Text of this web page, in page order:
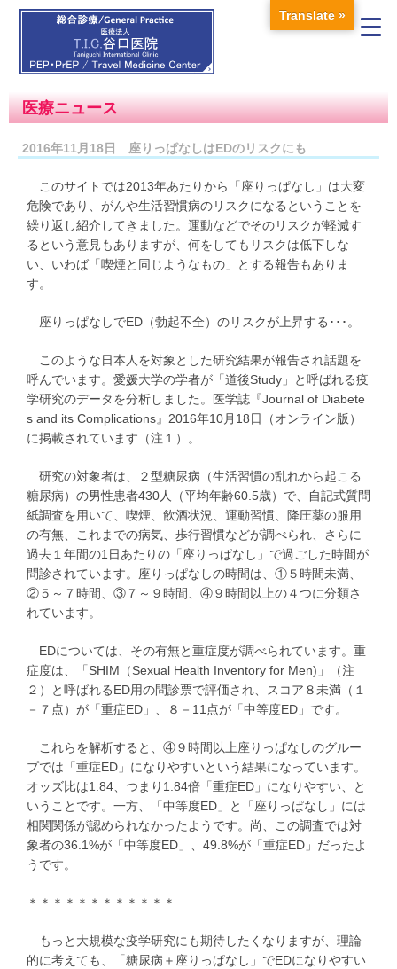
医療ニュース
2016年11月18日 座りっぱなしはEDのリスクにも
このサイトでは2013年あたりから「座りっぱなし」は大変
危険であり、がんや生活習慣病のリスクになるということを
繰り返し紹介してきました。運動などでそのリスクが軽減す
るという意見もありますが、何をしてもリスクは低下しな
い、いわば「喫煙と同じようなもの」とする報告もありま
す。
座りっぱなしでED（勃起不全）のリスクが上昇する･･･。
このような日本人を対象とした研究結果が報告され話題を
呼んでいます。愛媛大学の学者が「道後Study」と呼ばれる疫
学研究のデータを分析しました。医学誌『Journal of Diabete
s and its Complications』2016年10月18日（オンライン版）
に掲載されています（注１）。
研究の対象者は、２型糖尿病（生活習慣の乱れから起こる
糖尿病）の男性患者430人（平均年齢60.5歳）で、自記式質問
紙調査を用いて、喫煙、飲酒状況、運動習慣、降圧薬の服用
の有無、これまでの病気、歩行習慣などが調べられ、さらに
過去１年間の1日あたりの「座りっぱなし」で過ごした時間が
問診されています。座りっぱなしの時間は、①５時間未満、
②５～７時間、③７～９時間、④９時間以上の４つに分類さ
れています。
EDについては、その有無と重症度が調べられています。重
症度は、「SHIM（Sexual Health Inventory for Men)」（注
２）と呼ばれるED用の問診票で評価され、スコア８未満（１
－７点）が「重症ED」、８－11点が「中等度ED」です。
これらを解析すると、④９時間以上座りっぱなしのグルー
プでは「重症ED」になりやすいという結果になっています。
オッズ比は1.84、つまり1.84倍「重症ED」になりやすい、と
いうことです。一方、「中等度ED」と「座りっぱなし」には
相関関係が認められなかったようです。尚、この調査では対
象者の36.1%が「中等度ED」、49.8%が「重症ED」だったよ
うです。
＊＊＊＊＊＊＊＊＊＊＊＊
もっと大規模な疫学研究にも期待したくなりますが、理論
的に考えても、「糖尿病＋座りっぱなし」でEDになりやすい
Translate »